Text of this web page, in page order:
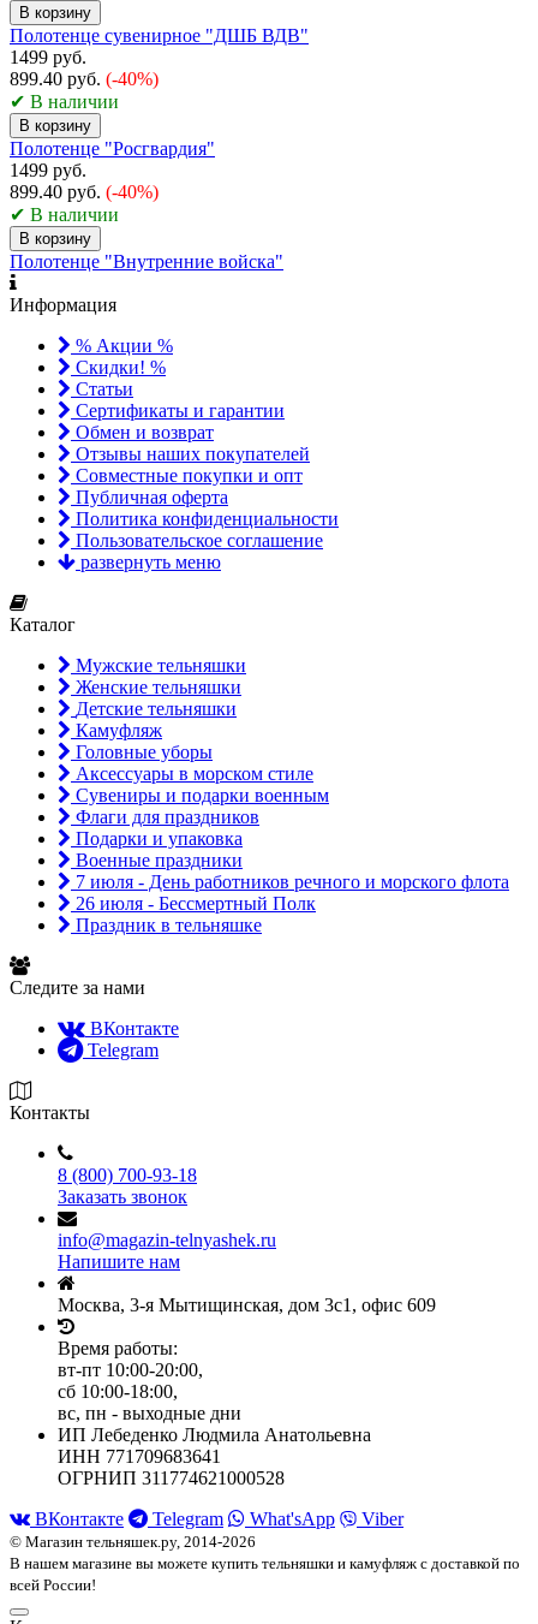
В корзину
Полотенце сувенирное "ДШБ ВДВ"
1499 руб.
899.40 руб. (-40%)
✔ В наличии
В корзину
Полотенце "Росгвардия"
1499 руб.
899.40 руб. (-40%)
✔ В наличии
В корзину
Полотенце "Внутренние войска"
Информация
% Акции %
Скидки! %
Статьи
Сертификаты и гарантии
Обмен и возврат
Отзывы наших покупателей
Совместные покупки и опт
Публичная оферта
Политика конфиденциальности
Пользовательское соглашение
развернуть меню
Каталог
Мужские тельняшки
Женские тельняшки
Детские тельняшки
Камуфляж
Головные уборы
Аксессуары в морском стиле
Сувениры и подарки военным
Флаги для праздников
Подарки и упаковка
Военные праздники
7 июля - День работников речного и морского флота
26 июля - Бессмертный Полк
Праздник в тельняшке
Следите за нами
ВКонтакте
Telegram
Контакты
8 (800) 700-93-18
Заказать звонок
info@magazin-telnyashek.ru
Напишите нам
Москва, 3-я Мытищинская, дом 3с1, офис 609
Время работы:
вт-пт 10:00-20:00,
сб 10:00-18:00,
вс, пн - выходные дни
ИП Лебеденко Людмила Анатольевна
ИНН 771709683641
ОГРНИП 311774621000528
ВКонтакте
Telegram What'sApp Viber
© Магазин тельняшек.ру, 2014-2026
В нашем магазине вы можете купить тельняшки и камуфляж с доставкой по
всей России!